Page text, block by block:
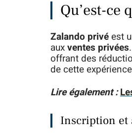
Qu’est-ce
Zalando privéest
auxventes privées
offrant des
de cette
Lire également :
Inscription et